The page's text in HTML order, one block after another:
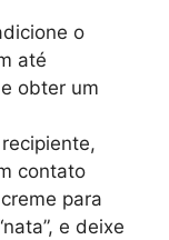
o
até
obter um
contato
para
e deixe